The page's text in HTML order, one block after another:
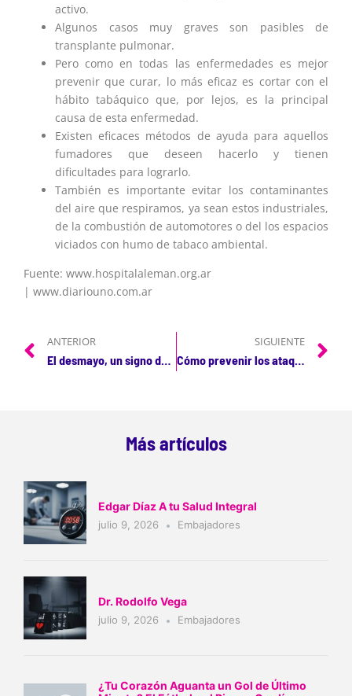
activo.
Algunos casos muy graves son pasibles de
transplante pulmonar.
Pero como en todas las enfermedades es mejor
prevenir que curar, lo más eficaz es cortar con el
hábito tabáquico que, por lejos, es la principal
causa de esta enfermedad.
Existen eficaces métodos de ayuda para aquellos
fumadores que deseen hacerlo y tienen
dificultades para lograrlo.
También es importante evitar los contaminantes
del aire que respiramos, ya sean estos industriales,
de la combustión de automotores o del los espacios
viciados con humo de tabaco ambiental.
Fuente: www.hospitalaleman.org.ar
| www.diariouno.com.ar
ANTERIOR SIGUIENTE
Cómo prevenir los ataques al corazón y los latidos irregulares con remedios naturales
Más artículos
Edgar Díaz A tu Salud Integral
julio 9, 2026 Embajadores
Dr. Rodolfo Vega
julio 9, 2026 Embajadores
¿Tu Corazón Aguanta un Gol de Último